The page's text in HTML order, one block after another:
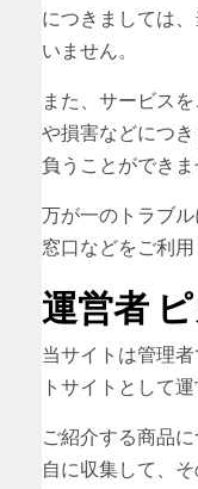
につきましては
いません。
また、サービス
や損害などにつ
負うことができま
万が一のトラブ
窓口などをご利用
運営者
当サイトは管理
トサイトとして
ご紹介する商品
自に収集して、